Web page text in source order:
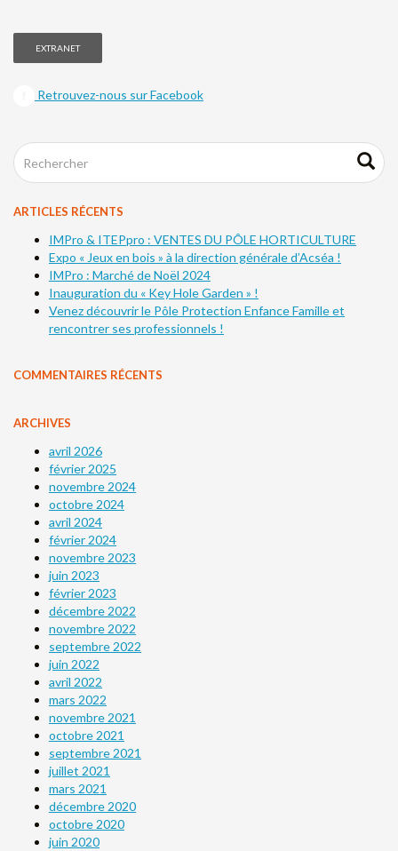
EXTRANET
Retrouvez-nous sur Facebook
ARTICLES RÉCENTS
IMPro & ITEPpro : VENTES DU PÔLE HORTICULTURE
Expo « Jeux en bois » à la direction générale d’Acséa !
IMPro : Marché de Noël 2024
Inauguration du « Key Hole Garden » !
Venez découvrir le Pôle Protection Enfance Famille et
rencontrer ses professionnels !
COMMENTAIRES RÉCENTS
ARCHIVES
avril 2026
février 2025
novembre 2024
octobre 2024
avril 2024
février 2024
novembre 2023
juin 2023
février 2023
décembre 2022
novembre 2022
septembre 2022
juin 2022
avril 2022
mars 2022
novembre 2021
octobre 2021
septembre 2021
juillet 2021
mars 2021
décembre 2020
octobre 2020
juin 2020